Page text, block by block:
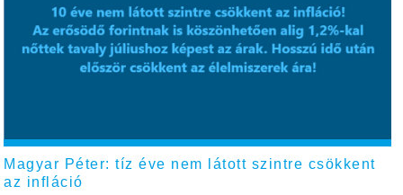
Magyar Péter: tíz éve nem látott szintre csökkent
az infláció